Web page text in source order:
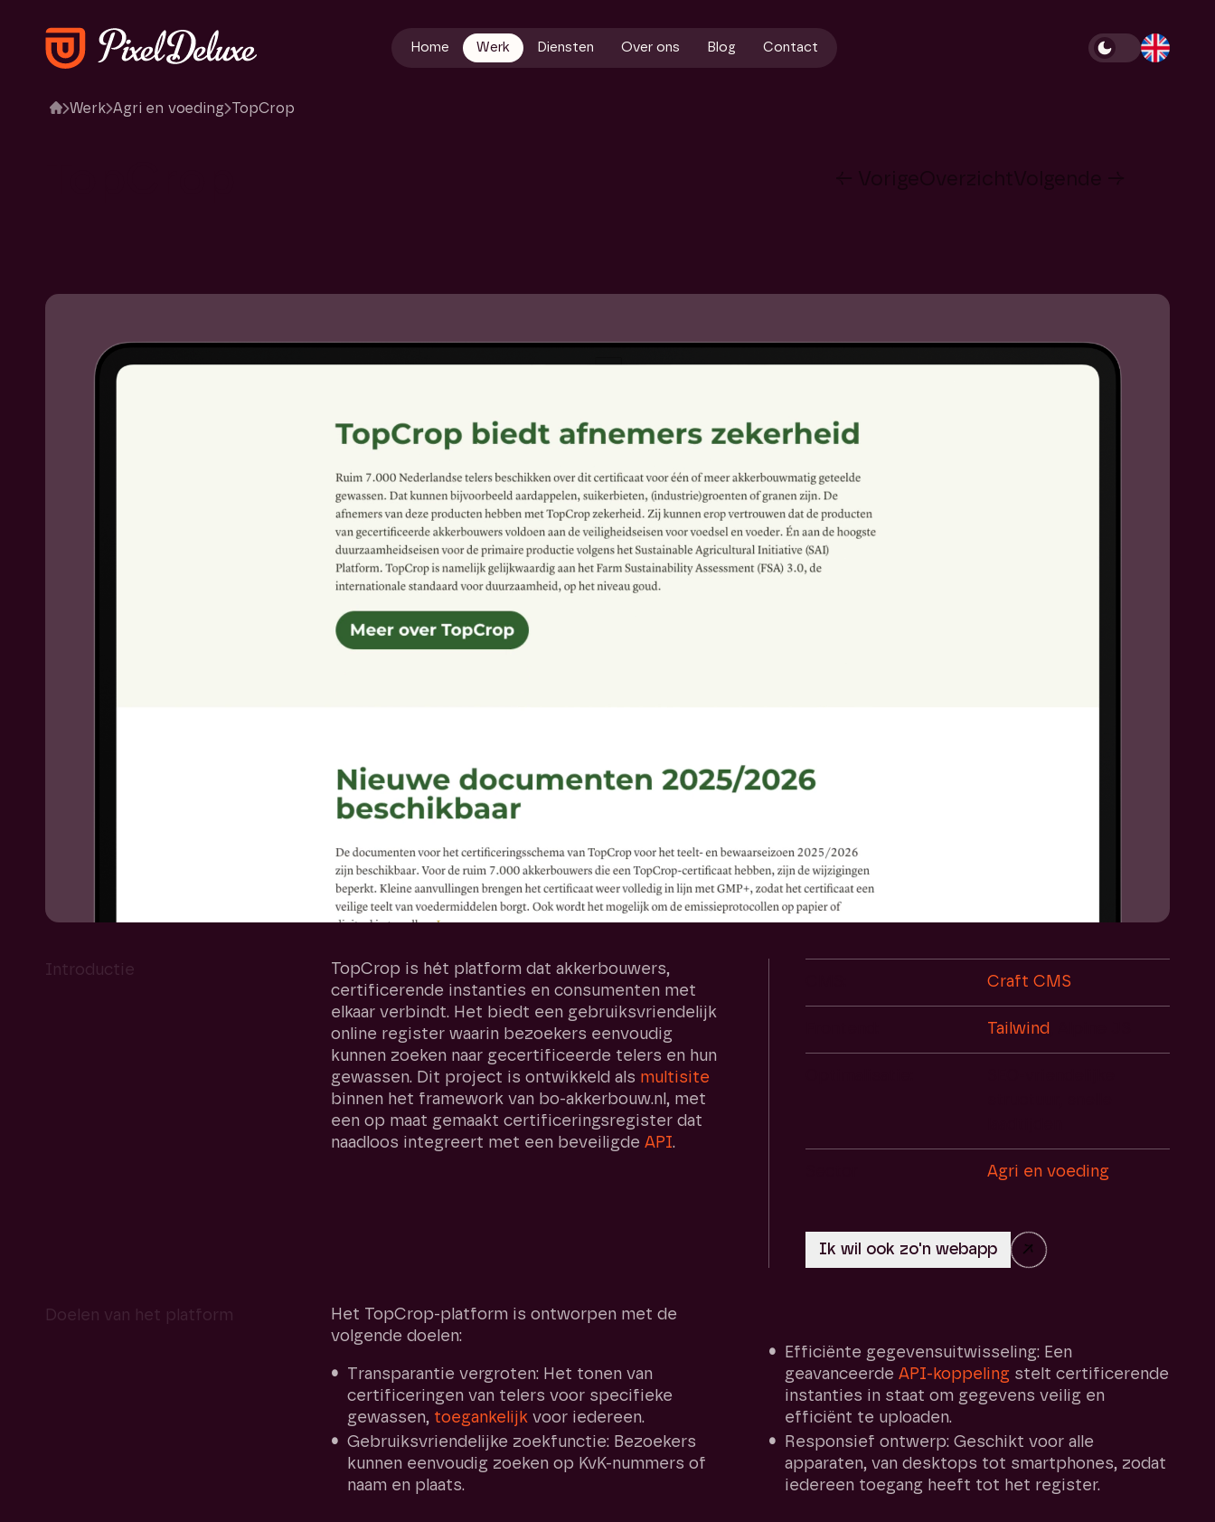
Home Werk Diensten Over ons Blog Contact
Werk Agri en voeding TopCrop
Introductie
TopCrop is hét platform dat akkerbouwers,
certificerende instanties en consumenten met
elkaar verbindt. Het biedt een gebruiksvriendelijk
online register waarin bezoekers eenvoudig
kunnen zoeken naar gecertificeerde telers en hun
gewassen. Dit project is ontwikkeld als multisite
binnen het framework van bo-akkerbouw.nl, met
een op maat gemaakt certificeringsregister dat
naadloos integreert met een beveiligde API.
Craft CMS
Tailwind
Agri en voeding
→
Doelen van het platform
Het TopCrop-platform is ontworpen met de
volgende doelen:
Transparantie vergroten: Het tonen van
certificeringen van telers voor specifieke
gewassen, toegankelijkvoor iedereen.
Gebruiksvriendelijke zoekfunctie: Bezoekers
kunnen eenvoudig zoeken op KvK-nummers of
naam en plaats.
Efficiënte gegevensuitwisseling: Een
geavanceerde API-koppelingstelt certificerende
instanties in staat om gegevens veilig en
efficiënt te uploaden.
Responsief ontwerp: Geschikt voor alle
apparaten, van desktops tot smartphones, zodat
iedereen toegang heeft tot het register.